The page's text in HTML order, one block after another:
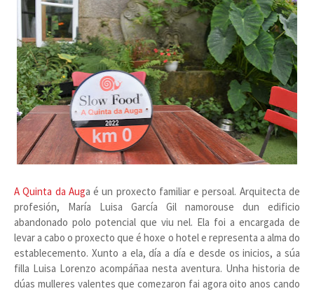
A Quinta da Auga é un proxecto familiar e persoal. Arquitecta de
profesión, María Luisa García Gil namorouse dun edificio
abandonado polo potencial que viu nel. Ela foi a encargada de
levar a cabo o proxecto que é hoxe o hotel e representa a alma do
establecemento. Xunto a ela, día a día e desde os inicios, a súa
filla Luisa Lorenzo acompáñaa nesta aventura. Unha historia de
dúas mulleres valentes que comezaron fai agora oito anos cando